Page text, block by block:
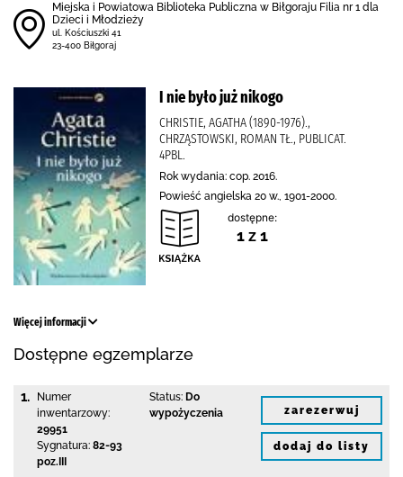
Miejska i Powiatowa Biblioteka Publiczna w Biłgoraju Filia nr 1 dla
Dzieci i Młodzieży
ul. Kościuszki 41
23-400 Biłgoraj
I nie było już nikogo
CHRISTIE, AGATHA (1890-1976).,
CHRZĄSTOWSKI, ROMAN TŁ., PUBLICAT.
4PBL.
Rok wydania: cop. 2016.
Powieść angielska 20 w., 1901-2000.
dostępne:
1 z 1
Więcej informacji
Dostępne egzemplarze
1.
Numer
inwentarzowy:
29951
Sygnatura: 82-93
poz.III
Status: Do
wypożyczenia
zarezerwuj
dodaj do listy